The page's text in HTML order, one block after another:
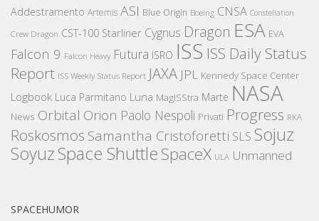
Addestramento Artemis ASI Blue Origin Boeing CNSA Constellation
Crew Dragon CST-100 Starliner Cygnus Dragon ESA EVA
Falcon 9 Falcon Heavy Futura ISRO ISS ISS Daily Status
Report ISS Weekly Status Report JAXA JPL Kennedy Space Center
Logbook Luca Parmitano Luna MagISStra Marte NASA
News Orbital Orion Paolo Nespoli Privati Progress RKA
Roskosmos Samantha Cristoforetti SLS Sojuz
SoyuzSpace ShuttleSpaceX ULA Unmanned
SPACEHUMOR